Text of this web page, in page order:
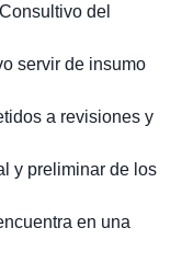
del
servir de insumo
a revisiones y
y preliminar de los
en una